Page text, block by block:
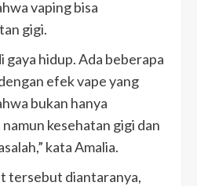
vaping bisa
gigi.
gaya hidup. Ada beberapa
efek vape yang
bukan hanya
kesehatan gigi dan
kata Amalia.
tersebut diantaranya,